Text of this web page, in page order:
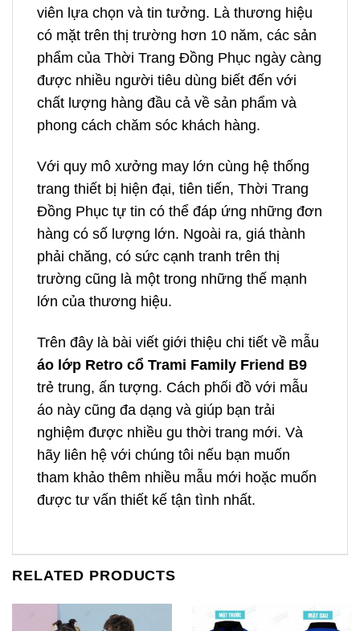
viên lựa chọn và tin tưởng. Là thương hiệu
có mặt trên thị trường hơn 10 năm, các sản
phẩm của Thời Trang Đồng Phục ngày càng
được nhiều người tiêu dùng biết đến với
chất lượng hàng đầu cả về sản phẩm và
phong cách chăm sóc khách hàng.
Với quy mô xưởng may lớn cùng hệ thống
trang thiết bị hiện đại, tiên tiến, Thời Trang
Đồng Phục tự tin có thể đáp ứng những đơn
hàng có số lượng lớn. Ngoài ra, giá thành
phải chăng, có sức cạnh tranh trên thị
trường cũng là một trong những thế mạnh
lớn của thương hiệu.
Trên đây là bài viết giới thiệu chi tiết về mẫu
áo lớp Retro cổ Trami Family Friend B9
trẻ trung, ấn tượng. Cách phối đồ với mẫu
áo này cũng đa dạng và giúp bạn trải
nghiệm được nhiều gu thời trang mới. Và
hãy liên hệ với chúng tôi nếu bạn muốn
tham khảo thêm nhiều mẫu mới hoặc muốn
được tư vấn thiết kế tận tình nhất.
RELATED PRODUCTS